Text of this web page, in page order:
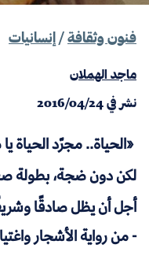
فنون وثقافة/ إنسانيات
ماجد الهملان
نشر في2016/04/24
«الحياة.. مجرّد الحياة
لكن دون ضجة، بطولة
أجل أن يظل صادقًا
- من رواية الأشجار